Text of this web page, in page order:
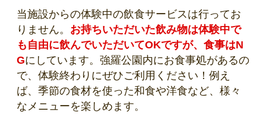
当施設からの体験中の飲食サービスは行ってお
りません。 お持ちいただいた飲み物は体験中で
も自由に飲んでいただいてOKですが、食事はN
Gにしています。強羅公園内にお食事処があるの
で、体験終わりにぜひご利用ください！例え
ば、季節の食材を使った和食や洋食など、様々
なメニューを楽しめます。